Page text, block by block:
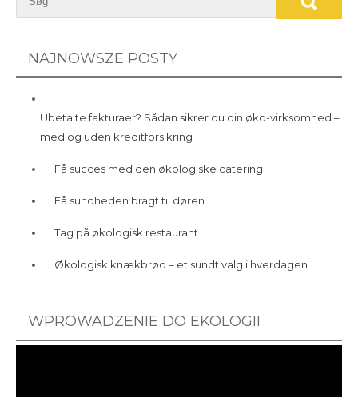
NAJNOWSZE POSTY
Ubetalte fakturaer? Sådan sikrer du din øko-virksomhed –
med og uden kreditforsikring
Få succes med den økologiske catering
Få sundheden bragt til døren
Tag på økologisk restaurant
Økologisk knækbrød – et sundt valg i hverdagen
WPROWADZENIE DO EKOLOGII